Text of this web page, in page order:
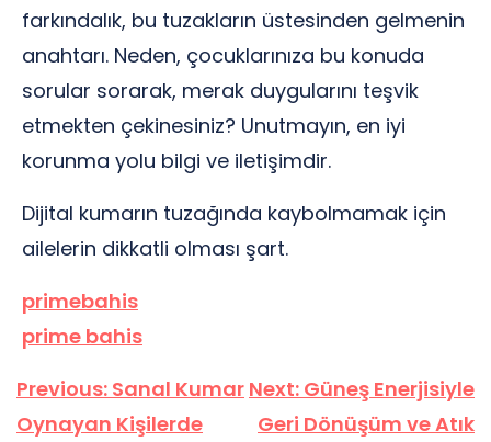
farkındalık, bu tuzakların üstesinden gelmenin
anahtarı. Neden, çocuklarınıza bu konuda
sorular sorarak, merak duygularını teşvik
etmekten çekinesiniz? Unutmayın, en iyi
korunma yolu bilgi ve iletişimdir.
Dijital kumarın tuzağında kaybolmamak için
ailelerin dikkatli olması şart.
primebahis
prime bahis
Yazı
gezinmesi
Previous: Sanal Kumar
Oynayan Kişilerde
Next: Güneş Enerjisiyle
Geri Dönüşüm ve Atık